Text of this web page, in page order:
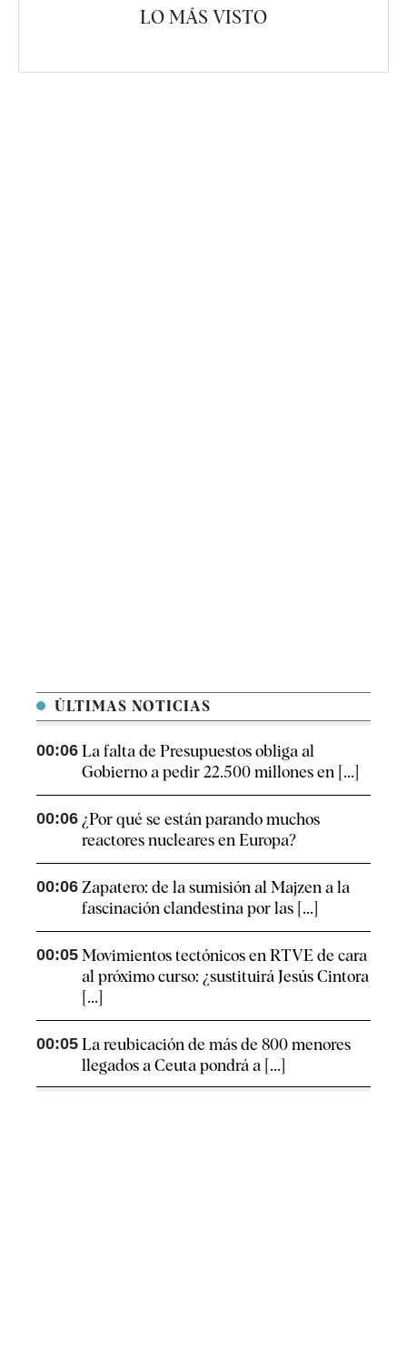
LO MÁS VISTO
ÚLTIMAS NOTICIAS
00:06 La falta de Presupuestos obliga al
Gobierno a pedir 22.500 millones en [...]
00:06 ¿Por qué se están parando muchos
reactores nucleares en Europa?
00:06 Zapatero: de la sumisión al Majzen a la
fascinación clandestina por las [...]
00:05 Movimientos tectónicos en RTVE de cara
al próximo curso: ¿sustituirá Jesús Cintora
[...]
00:05 La reubicación de más de 800 menores
llegados a Ceuta pondrá a [...]